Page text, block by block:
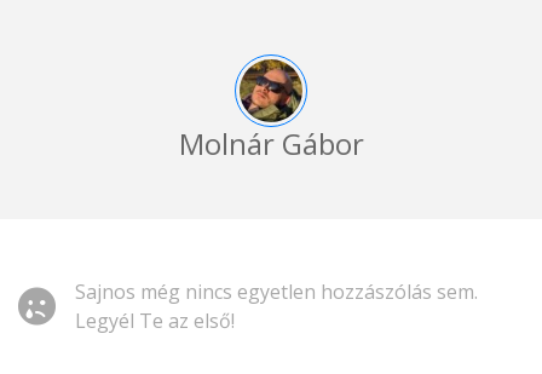
Molnár Gábor
Sajnos még nincs egyetlen hozzászólás sem.
Legyél Te az első!